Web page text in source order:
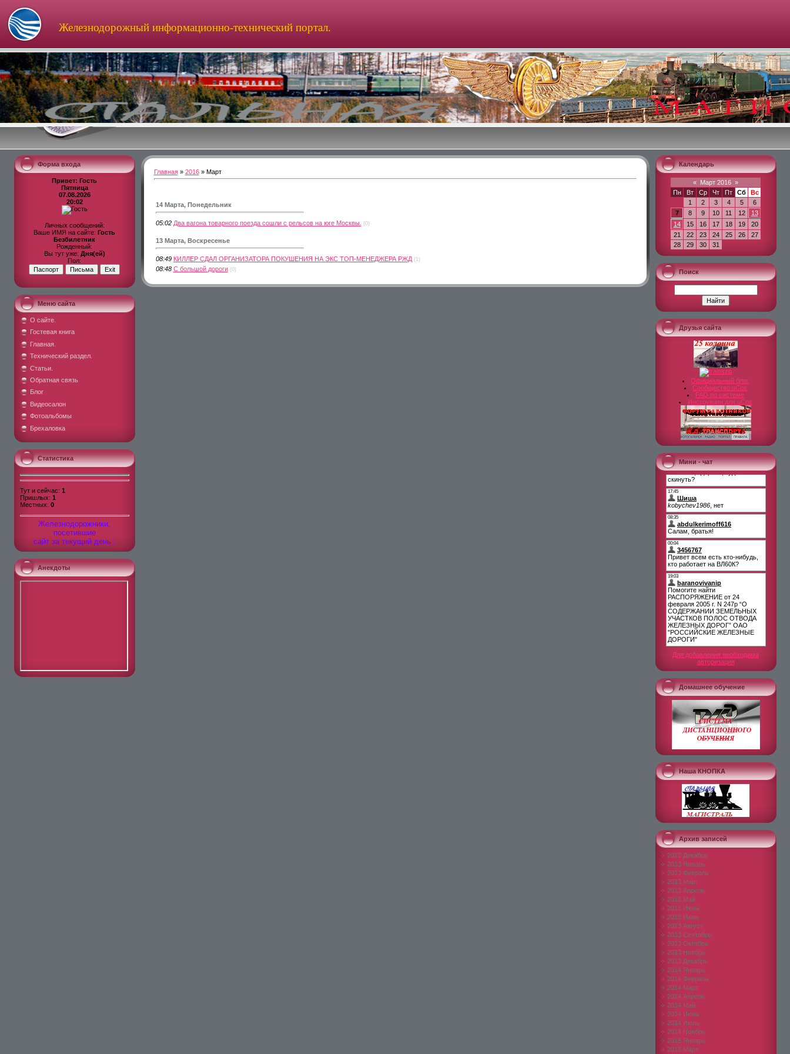
Железнодорожный информационно-технический портал.
Форма входа
Привет: Гость
Пятница
07.08.2026
20:02
Личных сообщений:
Ваше ИМЯ на сайте: Гость
Безбилетник
Рожденный:
Вы тут уже: Дня(ей)
Пол:
Меню сайта
О сайте.
Гостевая книга
Главная.
Технический раздел.
Статьи.
Обратная связь
Блог
Видеосалон
Фотоальбомы
Брехаловка
Статистика
Тут и сейчас: 1
Пришлых: 1
Местных: 0
Железнодорожники,
посетившие
сайт за текущий день :
Анекдоты
Главная» 2016 » Март
14 Марта, Понедельник
05:02 Два вагона товарного поезда сошли с рельсов на юге Москвы. (0)
13 Марта, Воскресенье
08:49 КИЛЛЕР СДАЛ ОРГАНИЗАТОРА ПОКУШЕНИЯ НА ЭКС ТОП-МЕНЕДЖЕРА РЖД (1)
08:48 С большой дороги (0)
Календарь
« Март 2016 »
Пн
Вт Ср Чт Пт Сб
Вс
1
2 3 4 5
6
7
8 9 10 11 12
13
14
15 16 17 18 19
20
21
22 23 24 25 26
27
28
29 30 31
Поиск
Друзья сайта
Официальный блог
Сообщество uCoz
FAQ по системе
Инструкции для uCoz
Мини - чат
Для добавления необходима
авторизация
Домашнее обучение
Наша КНОПКА
Архив записей
2012 Декабрь
2013 Январь
2013 Февраль
2013 Март
2013 Апрель
2013 Май
2013 Июнь
2013 Июль
2013 Август
2013 Сентябрь
2013 Октябрь
2013 Ноябрь
2013 Декабрь
2014 Январь
2014 Февраль
2014 Март
2014 Апрель
2014 Май
2014 Июнь
2014 Июль
2014 Ноябрь
2015 Январь
2015 Март